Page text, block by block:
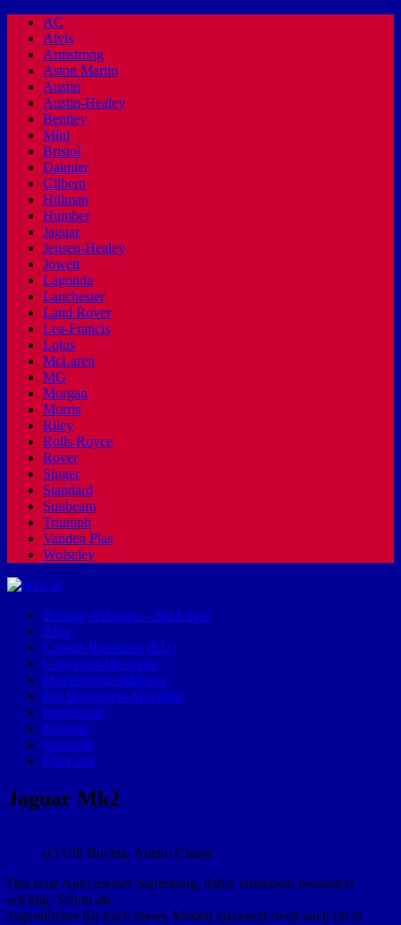
AC
Alvis
Armstrong
Aston Martin
Austin
Austin-Healey
Bentley
Mini
Bristol
Daimler
Gilbern
Hillman
Humber
Jaguar
Jensen-Healey
Jowett
Lagonda
Lanchester
Land Rover
Lea-Francis
Lotus
McLaren
MG
Morgan
Morris
Riley
Rolls Royce
Rover
Singer
Standard
Sunbeam
Triumph
Vanden Plas
Wolseley
Beitrag verfassen – mit Login
Blog
Cookie-Richtlinie (EU)
Copyright-Hinweise
Datenschutzerklärung
Ein Startseiten-Abschnitt
Impressum
Kontakt
Startseite
Über uns
Jaguar Mk2
(c) Ulli Buchta, Austro Classic
Das erste Auto meiner Sammlung, daher emotional besonders
wichtig. Schon als
Jugendlicher hat mich dieses Modell fasziniert (weil auch oft in